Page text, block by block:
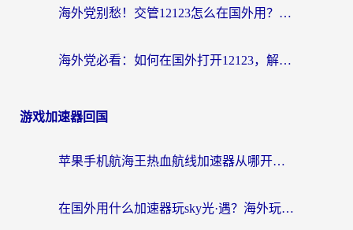
海外党别愁！交管12123怎么在国外用？一篇搞定回国资源访问难题
海外党必看：如何在国外打开12123，解决小程序登录难题
游戏加速器回国
苹果手机航海王热血航线加速器从哪开启？海外玩家国服畅玩全攻略
在国外用什么加速器玩sky光·遇？海外玩家国服畅玩终极指南（附魔兽世界狂暴传奇解决方案）